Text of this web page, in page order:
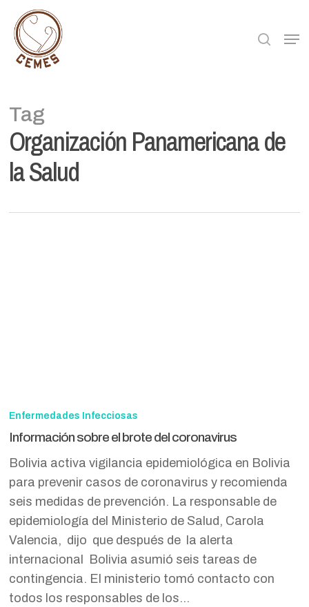
main
content
search
Tag
Organización Panamericana de
la Salud
sobre
del
coronavirus
Enfermedades Infecciosas
Información sobre el brote del coronavirus
Bolivia activa vigilancia epidemiológica en Bolivia
para prevenir casos de coronavirus y recomienda
seis medidas de prevención. La responsable de
epidemiología del Ministerio de Salud, Carola
Valencia, dijo que después de la alerta
internacional Bolivia asumió seis tareas de
contingencia. El ministerio tomó contacto con
todos los responsables de los…